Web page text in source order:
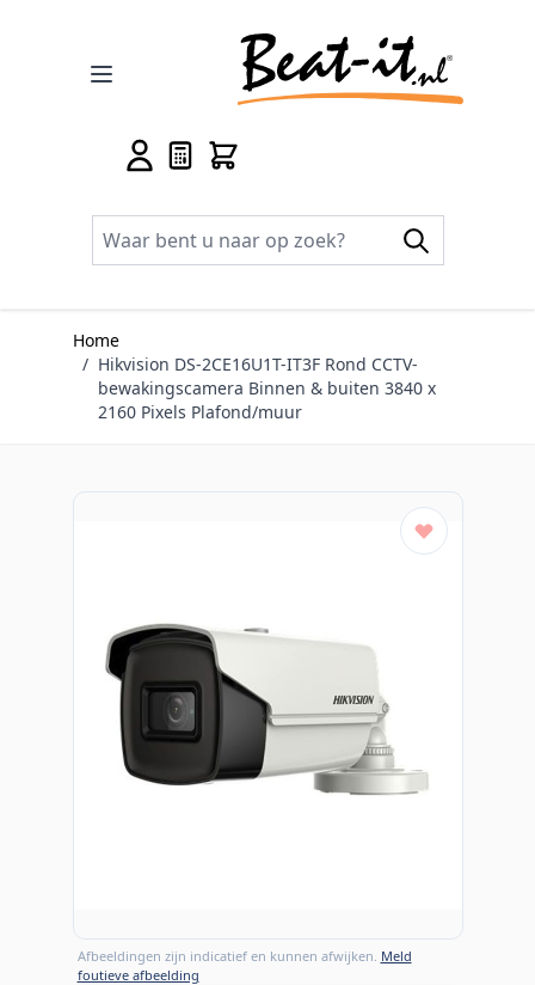
Home
/ Hikvision DS-2CE16U1T-IT3F Rond CCTV-
bewakingscamera Binnen & buiten 3840 x
2160 Pixels Plafond/muur
Afbeeldingen zijn indicatief en kunnen afwijken. Meld
foutieve afbeelding